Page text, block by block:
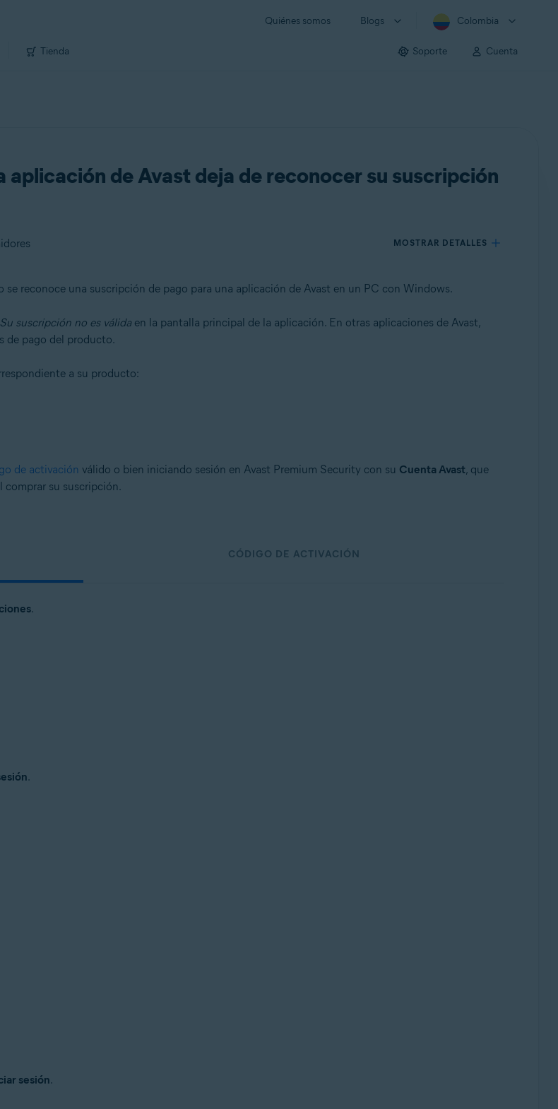
Quiénes somos Blogs Colombia
Tienda Soporte Cuenta
aplicación de Avast deja de reconocer su suscripción
MOSTRAR DETALLES
reconoce una suscripción de pago para una aplicación de Avast en un PC con Windows.
Su suscripción no es válidaen la pantalla principal de la aplicación. En otras aplicaciones de Avast,
de pago del producto.
a su producto:
de activación válido o bien iniciando sesión en Avast Premium Security con su Cuenta Avast, que
su suscripción.
CÓDIGO DE ACTIVACIÓN
.
.
sesión.